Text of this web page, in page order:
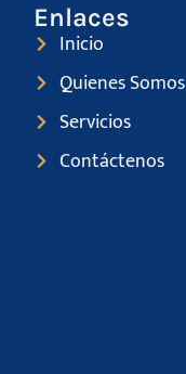
Enlaces
Inicio
Quienes Somos
Servicios
Contáctenos